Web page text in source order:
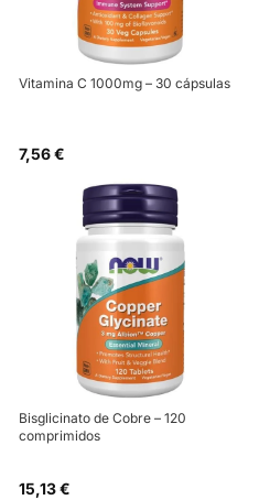
Vitamina C 1000mg – 30 cápsulas
7,56 €
Bisglicinato de Cobre – 120
comprimidos
15,13 €